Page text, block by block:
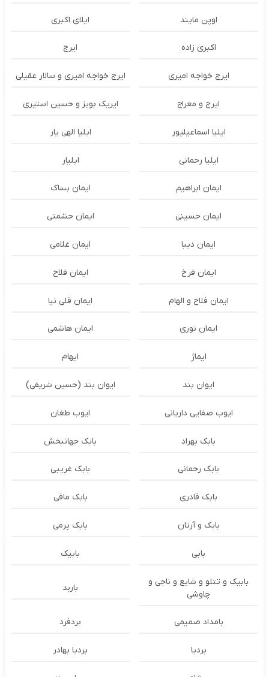
اوپن مایند ايلاى اكبرى
اکبری زاده ایرج
ایرج خواجه امیری ایرج خواجه امیری و سالار عقیلی
ایرج و معراج ایریک بویز و حسین استیری
ایلیا اسماعیلپور ایلیا الهی یار
ایلیا رحمانی ایلیار
ایمان ابراهیم ایمان بساک
ایمان حسینی ایمان حشمتی
ایمان دیبا ایمان غلامی
ایمان فرخ ایمان فلاح
ایمان فلاح و الهام ایمان قلی نیا
ایمان نوری ایمان هاشمی
ایماژ ایهام
ایوان بند ایوان بند (حسین شریفی)
ایوب صفایی داریانی ایوب طغان
بابک بهراد بابک جهانبخش
بابک رحمانی بابک غریبی
بابک قادری بابک مافی
بابک و آرتان بابک پرمی
بابی بابیک
بابیک و تتلو و شایع و ناجی و
چاوشی
باربد
بامداد صمیمی بردفرد
بردیا بردیا بهادر